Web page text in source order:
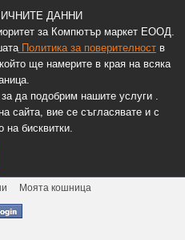
ДАННИ
за Компютър маркет ЕООД.
Политика за поверителноств
ще намерите в края на всяка
да подобрим нашите услуги .
сайта, вие се съгласявате и с
на бисквитки.
Моята кошница